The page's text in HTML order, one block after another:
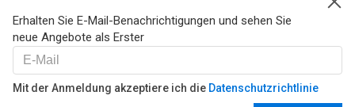
Erhalten Sie E-Mail-Benachrichtigungen und sehen Sie
neue Angebote als Erster
Mit der Anmeldung akzeptiere ich die Datenschutzrichtlinie
Cookie-Einstellunge
Hilfe
FAQ
Unsere Partner